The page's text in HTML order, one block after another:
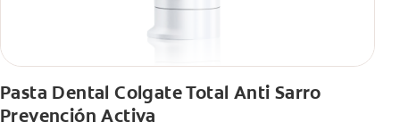
Pasta Dental Colgate Total Anti Sarro
Prevención Activa